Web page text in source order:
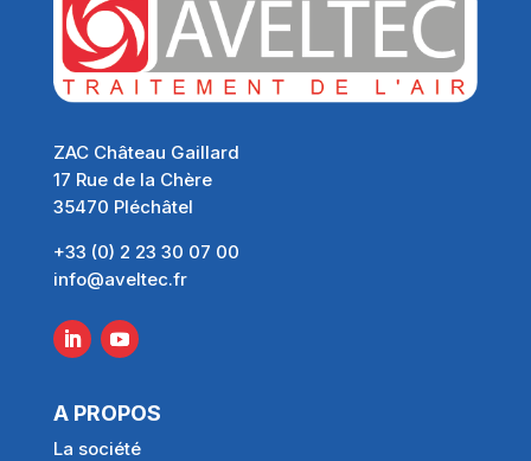
ZAC Château Gaillard
17 Rue de la Chère
35470 Pléchâtel
+33 (0) 2 23 30 07 00
info@aveltec.fr
A PROPOS
La société